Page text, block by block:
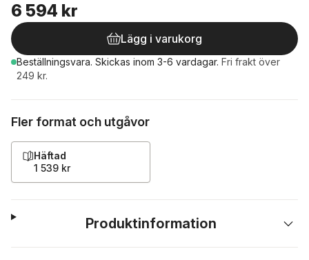
6 594 kr
Lägg i varukorg
Beställningsvara. Skickas inom 3-6 vardagar. Fri frakt över
249 kr.
Fler format och utgåvor
Häftad
1 539 kr
Produktinformation